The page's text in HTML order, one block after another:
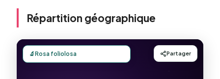
Répartition géographique